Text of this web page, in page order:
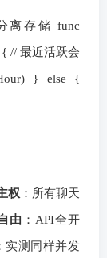
离存储 func
{ // 最近活跃会
} else {
权 ：所有聊天
由 ：API全开
实测同样并发